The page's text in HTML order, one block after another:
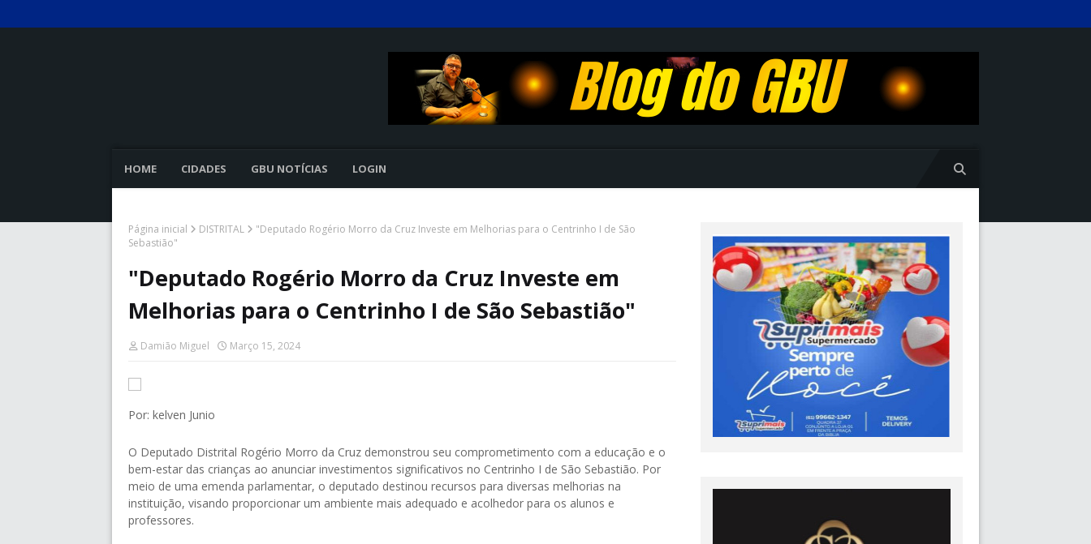
HOME CIDADES GBU NOTÍCIAS LOGIN
Página inicial DISTRITAL
"Deputado Rogério Morro da Cruz Investe em Melhorias para o Centrinho I de São
Sebastião"
"Deputado Rogério Morro da Cruz Investe em
Melhorias para o Centrinho I de São Sebastião"
Damião Miguel Março 15, 2024
Por: kelven Junio
O Deputado Distrital Rogério Morro da Cruz demonstrou seu comprometimento com a educação e o
bem-estar das crianças ao anunciar investimentos significativos no Centrinho I de São Sebastião. Por
meio de uma emenda parlamentar, o deputado destinou recursos para diversas melhorias na
instituição, visando proporcionar um ambiente mais adequado e acolhedor para os alunos e
professores.